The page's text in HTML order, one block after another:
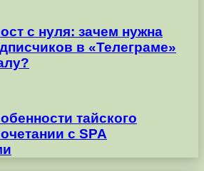
с нуля: зачем нужна
в «Телеграме»
тайского
с SPA